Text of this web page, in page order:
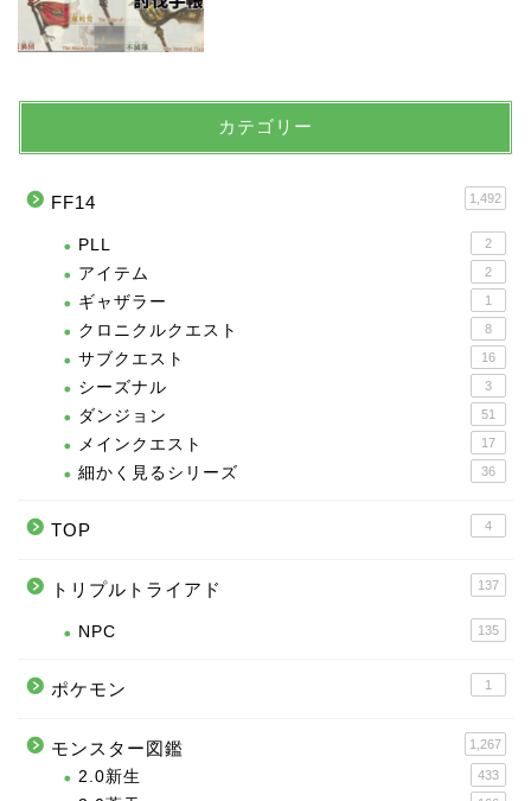
カテゴリー
FF14 1,492
PLL 2
アイテム 2
ギャザラー 1
クロニクルクエスト 8
サブクエスト 16
シーズナル 3
ダンジョン 51
メインクエスト 17
細かく見るシリーズ 36
TOP 4
トリプルトライアド 137
NPC 135
ポケモン 1
モンスター図鑑 1,267
2.0新生 433